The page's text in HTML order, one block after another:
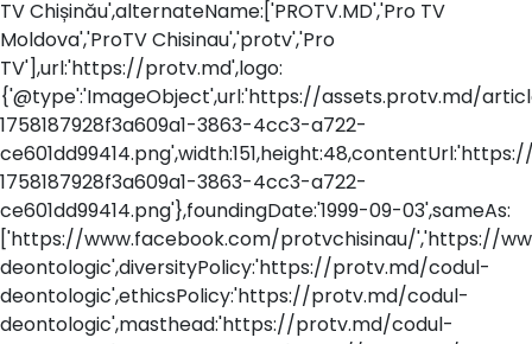
TV Chișinău',alternateName:['PROTV.MD','Pro TV
Moldova','ProTV Chisinau','protv','Pro
TV'],url:'https://protv.md',logo:
{'@type':'ImageObject',url:'https://assets.protv.md/
1758187928f3a609a1-3863-4cc3-a722-
1758187928f3a609a1-3863-4cc3-a722-
ce601dd99414.png'},foundingDate:'1999-09-03',sameAs:
['https://www.facebook.com/protvchisinau/','https://
deontologic',diversityPolicy:'https://protv.md/codul-
deontologic',ethicsPolicy:'https://protv.md/codul-
deontologic',masthead:'https://protv.md/codul-